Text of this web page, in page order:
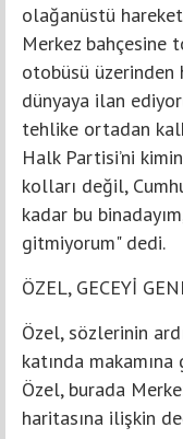
olağanüstü
Merkez bahçesine
otobüsü üzerinden
dünyaya ilan
tehlike ortadan
Halk Partisi’ni
kolları değil,
kadar bu
gitmiyorum" dedi.
ÖZEL, GECEYİ
Özel, sözlerinin
katında
Özel, burada
haritasına ilişkin